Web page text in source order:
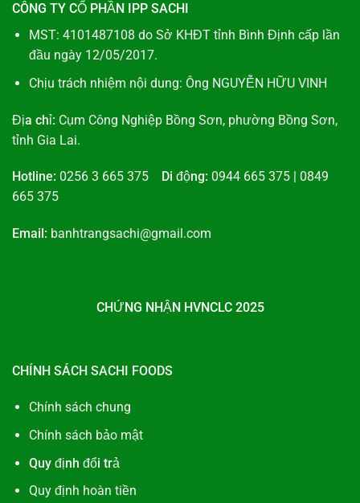
CÔNG TY CỔ PHẦN IPP SACHI
MST: 4101487108 do Sở KHĐT tỉnh Bình Định cấp lần
đầu ngày 12/05/2017.
Chịu trách nhiệm nội dung: Ông NGUYỄN HỮU VINH
Địa chỉ: Cụm Công Nghiệp Bồng Sơn, phường Bồng Sơn,
tỉnh Gia Lai.
Hotline: 0256 3 665 375 Di động: 0944 665 375 | 0849
665 375
Email: banhtrangsachi@gmail.com
CHỨNG NHẬN HVNCLC 2025
CHÍNH SÁCH SACHI FOODS
Chính sách chung
Chính sách bảo mật
Quy định đổi trả
Quy định hoàn tiền